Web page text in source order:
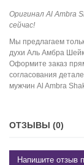
Оригинал Al Ambra
сейчас!
Мы предлагаем
духи Аль Амбра
Оформите заказ
согласования
мужчин Al Ambra
ОТЗЫВЫ (0)
Напишите отзыв